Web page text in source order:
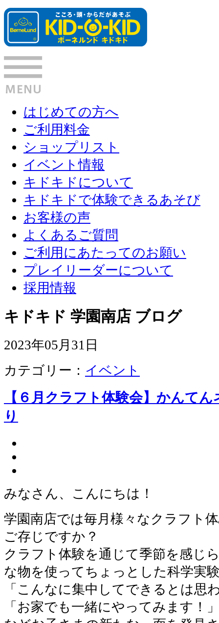
はじめての方へ
ご利用料金
ショップリスト
イベント情報
キドキドについて
キドキドで体験できるあそび
お客様の声
よくあるご質問
ご利用にあたってのお願い
プレイリーダーについて
採用情報
キドキド 学園南店 ブログ
2023年05月31日
カテゴリー： イベント
【６月クラフト体験会】かんて
り
みなさん、こんにちは！
学園南店では毎月様々なクラフト
ご存じですか？
クラフト体験を通じて季節を感じ
な物を使ってちょっとした科学実
「こんなに集中してできるとは思
「お家でも一緒にやってみます！